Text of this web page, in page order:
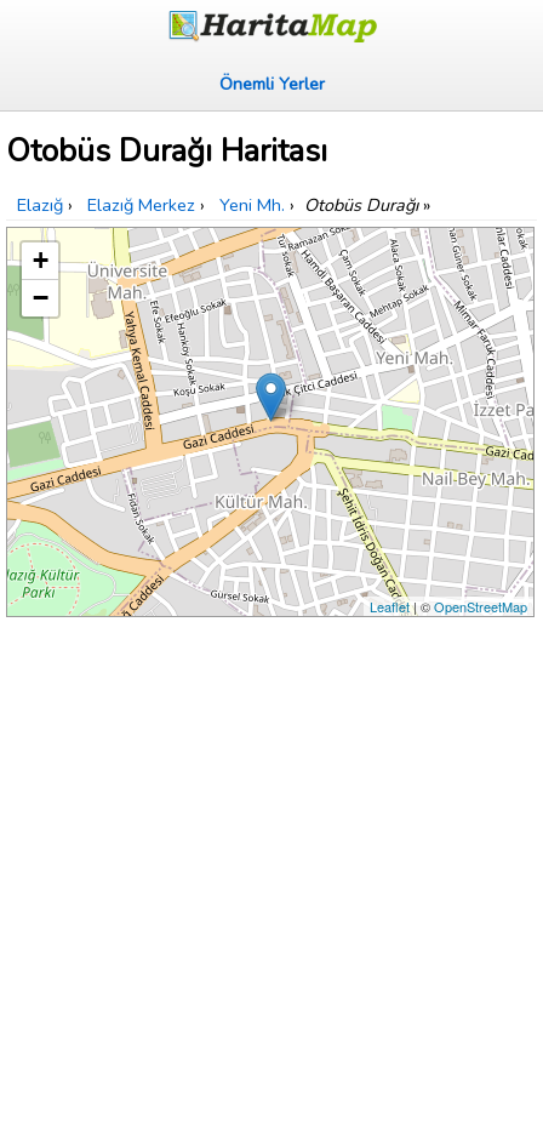
Önemli Yerler
Otobüs Durağı Haritası
Elazığ › Elazığ Merkez › Yeni Mh. › Otobüs Durağı»
+
−
Leaflet| ©OpenStreetMap